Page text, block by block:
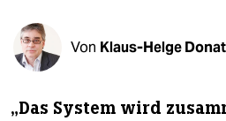
veranstaltungen
shop
Von Klaus-Helge
„Das System wird